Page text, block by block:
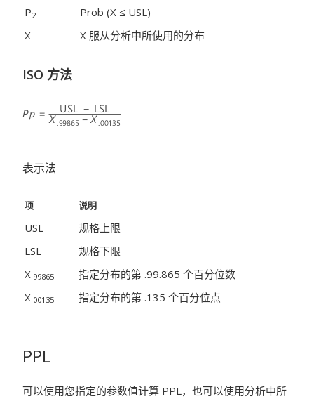
P2
Prob (X ≤ USL)
X
X 服从分析中所使用的分布
ISO 方法
表示法
项 说明
USL
规格上限
LSL
规格下限
X.99865 指定分布的第 .99.865 个百分位数
X.00135 指定分布的第 .135 个百分位点
PPL
可以使用您指定的参数值计算 PPL，也可以使用分析中所